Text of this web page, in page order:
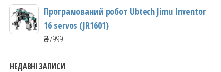
Програмований робот Ubtech Jimu Inventor
16 servos (JR1601)
₴7999
НЕДАВНІ ЗАПИСИ